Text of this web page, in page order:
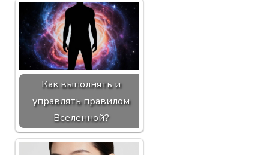
Как выполнять и
управлять правилом
Вселенной?